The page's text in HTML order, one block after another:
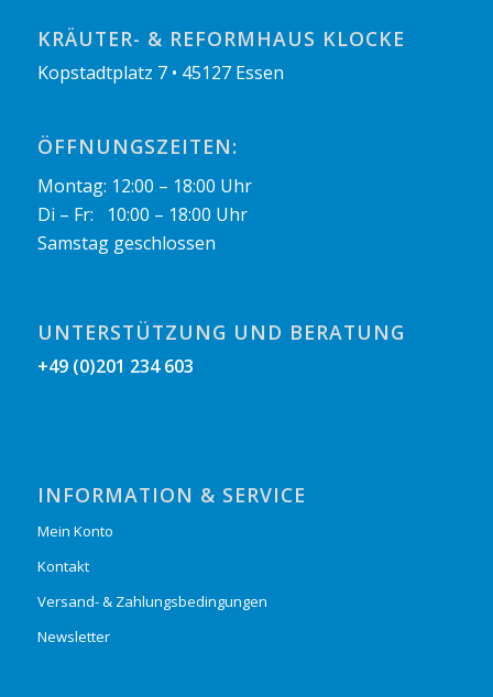
KRÄUTER- & REFORMHAUS KLOCKE
Kopstadtplatz 7 • 45127 Essen
ÖFFNUNGSZEITEN:
Montag: 12:00 – 18:00 Uhr
Di – Fr: 10:00 – 18:00 Uhr
Samstag geschlossen
UNTERSTÜTZUNG UND BERATUNG
+49 (0)201 234 603
INFORMATION & SERVICE
Mein Konto
Kontakt
Versand- & Zahlungsbedingungen
Newsletter